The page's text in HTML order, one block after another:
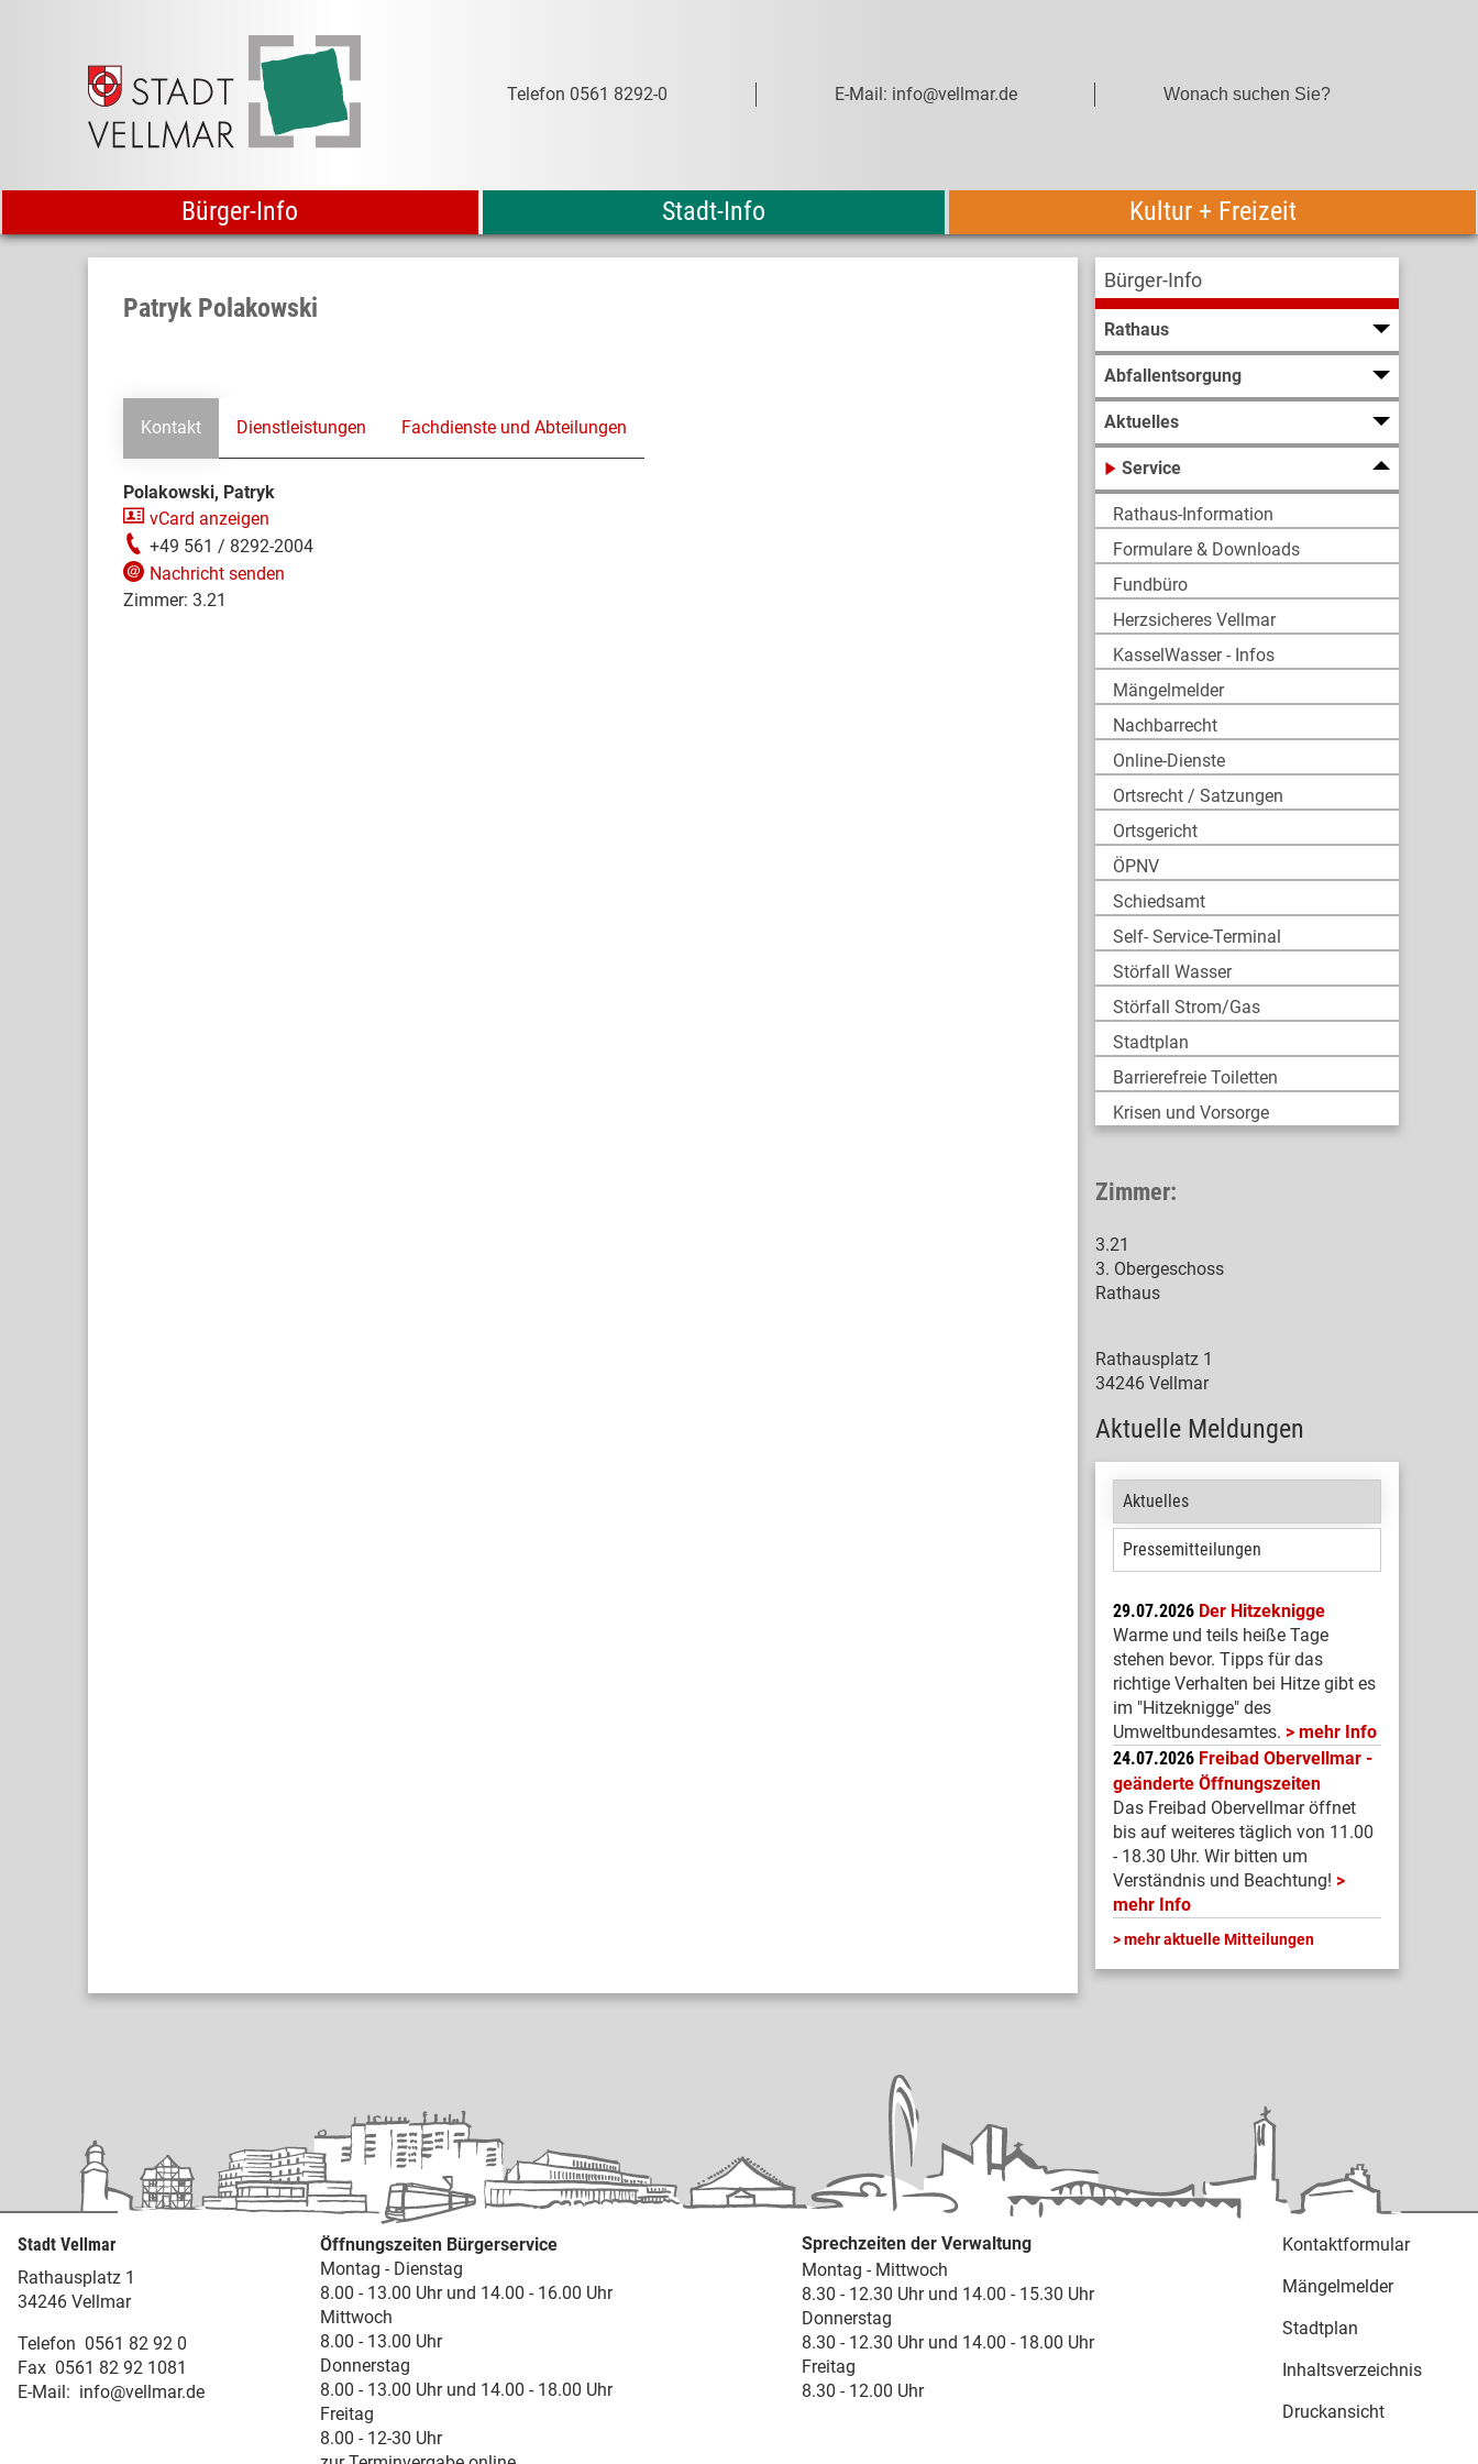
Telefon 0561 8292-0 E-Mail: info@vellmar.de
Bürger-Info Stadt-Info Kultur + Freizeit
Bürger-Info
Rathaus
Abfallentsorgung
Aktuelles
Service
Rathaus-Information
Formulare & Downloads
Fundbüro
Herzsicheres Vellmar
KasselWasser - Infos
Mängelmelder
Nachbarrecht
Online-Dienste
Ortsrecht / Satzungen
Ortsgericht
ÖPNV
Schiedsamt
Self- Service-Terminal
Störfall Wasser
Störfall Strom/Gas
Stadtplan
Barrierefreie Toiletten
Krisen und Vorsorge
Zimmer:
3.21
3. Obergeschoss
Rathaus
Rathausplatz 1
34246 Vellmar
Aktuelle Meldungen
Aktuelles
Pressemitteilungen
29.07.2026 Der Hitzeknigge
Warme und teils heiße Tage
stehen bevor. Tipps für das
richtige Verhalten bei Hitze gibt es
im "Hitzeknigge" des
Umweltbundesamtes.
mehr Info
24.07.2026 Freibad Obervellmar -
geänderte Öffnungszeiten
Das Freibad Obervellmar öffnet
bis auf weiteres täglich von 11.00
- 18.30 Uhr. Wir bitten um
Verständnis und Beachtung!
mehr Info
mehr aktuelle Mitteilungen
Patryk Polakowski
Kontakt Dienstleistungen Fachdienste und Abteilungen
Polakowski, Patryk
vCard anzeigen
+49 561 / 8292-2004
Nachricht senden
Zimmer: 3.21
Stadt Vellmar
Rathausplatz 1
34246 Vellmar
Telefon 0561 82 92 0
Fax 0561 82 92 1081
E-Mail: info@vellmar.de
Öffnungszeiten Bürgerservice
Montag - Dienstag
8.00 - 13.00 Uhr und 14.00 - 16.00 Uhr
Mittwoch
8.00 - 13.00 Uhr
Donnerstag
8.00 - 13.00 Uhr und 14.00 - 18.00 Uhr
Freitag
8.00 - 12-30 Uhr
Sprechzeiten der Verwaltung
Montag - Mittwoch
8.30 - 12.30 Uhr und 14.00 - 15.30 Uhr
Donnerstag
8.30 - 12.30 Uhr und 14.00 - 18.00 Uhr
Freitag
8.30 - 12.00 Uhr
Kontaktformular
Mängelmelder
Stadtplan
Inhaltsverzeichnis
Druckansicht